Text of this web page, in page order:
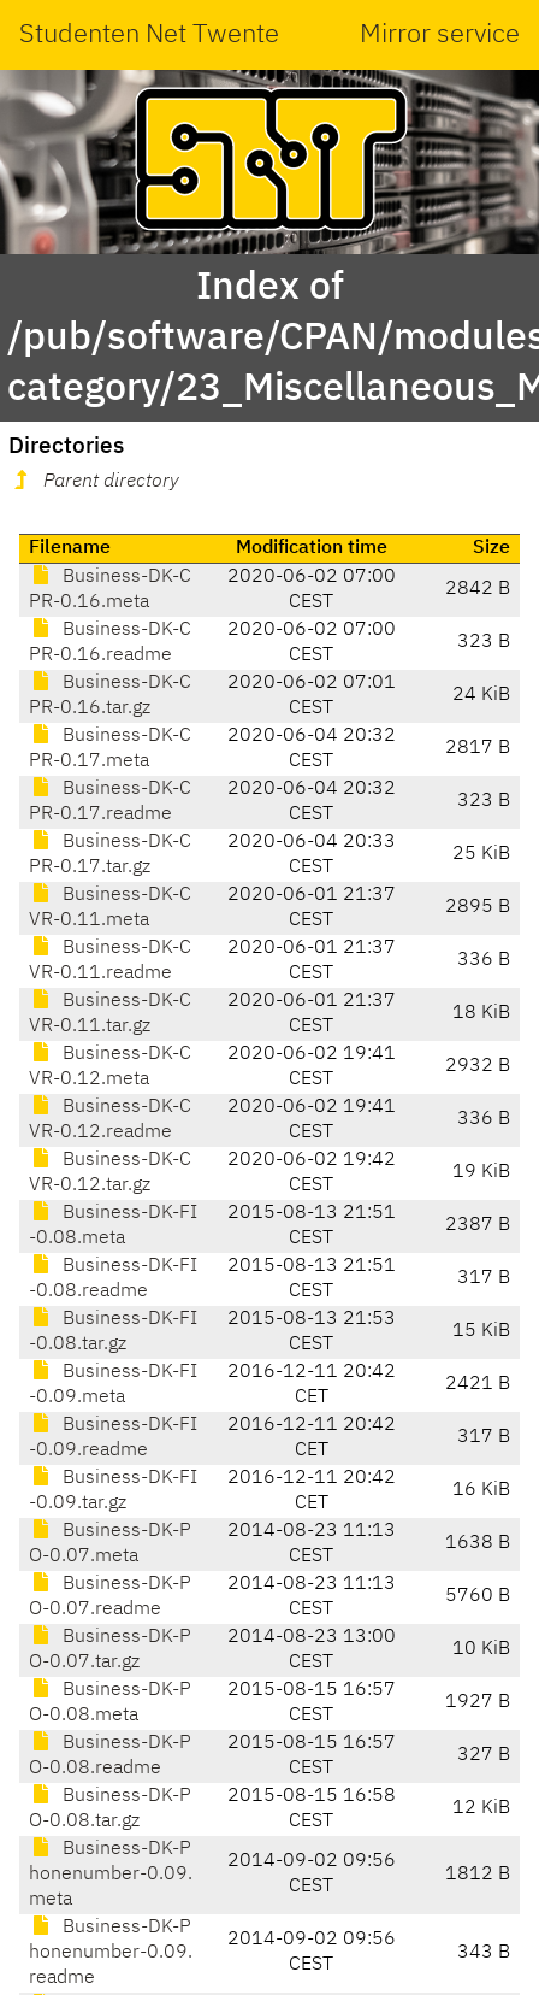
Studenten Net Twente Mirror service
Index of
/pub/software/CPAN/
category/
Directories
Parent directory
Filename Modification time
Size
Business-DK-C
PR-0.16.meta
2020-06-02 07:00
CEST
2842 B
Business-DK-C
PR-0.16.readme
2020-06-02 07:00
CEST
323 B
Business-DK-C
PR-0.16.tar.gz
2020-06-02 07:01
CEST
24 KiB
Business-DK-C
PR-0.17.meta
2020-06-04 20:32
CEST
2817 B
Business-DK-C
PR-0.17.readme
2020-06-04 20:32
CEST
323 B
Business-DK-C
PR-0.17.tar.gz
2020-06-04 20:33
CEST
25 KiB
Business-DK-C
VR-0.11.meta
2020-06-01 21:37
CEST
2895 B
Business-DK-C
VR-0.11.readme
2020-06-01 21:37
CEST
336 B
Business-DK-C
VR-0.11.tar.gz
2020-06-01 21:37
CEST
18 KiB
Business-DK-C
VR-0.12.meta
2020-06-02 19:41
CEST
2932 B
Business-DK-C
VR-0.12.readme
2020-06-02 19:41
CEST
336 B
Business-DK-C
VR-0.12.tar.gz
2020-06-02 19:42
CEST
19 KiB
Business-DK-FI
-0.08.meta
2015-08-13 21:51
CEST
2387 B
Business-DK-FI
-0.08.readme
2015-08-13 21:51
CEST
317 B
Business-DK-FI
-0.08.tar.gz
2015-08-13 21:53
CEST
15 KiB
Business-DK-FI
-0.09.meta
2016-12-11 20:42
CET
2421 B
Business-DK-FI
-0.09.readme
2016-12-11 20:42
CET
317 B
Business-DK-FI
-0.09.tar.gz
2016-12-11 20:42
CET
16 KiB
Business-DK-P
O-0.07.meta
2014-08-23 11:13
CEST
1638 B
Business-DK-P
O-0.07.readme
2014-08-23 11:13
CEST
5760 B
Business-DK-P
O-0.07.tar.gz
2014-08-23 13:00
CEST
10 KiB
Business-DK-P
O-0.08.meta
2015-08-15 16:57
CEST
1927 B
Business-DK-P
O-0.08.readme
2015-08-15 16:57
CEST
327 B
Business-DK-P
O-0.08.tar.gz
2015-08-15 16:58
CEST
12 KiB
Business-DK-P
honenumber-0.09.
meta
2014-09-02 09:56
CEST
1812 B
Business-DK-P
honenumber-0.09.
readme
2014-09-02 09:56
CEST
343 B